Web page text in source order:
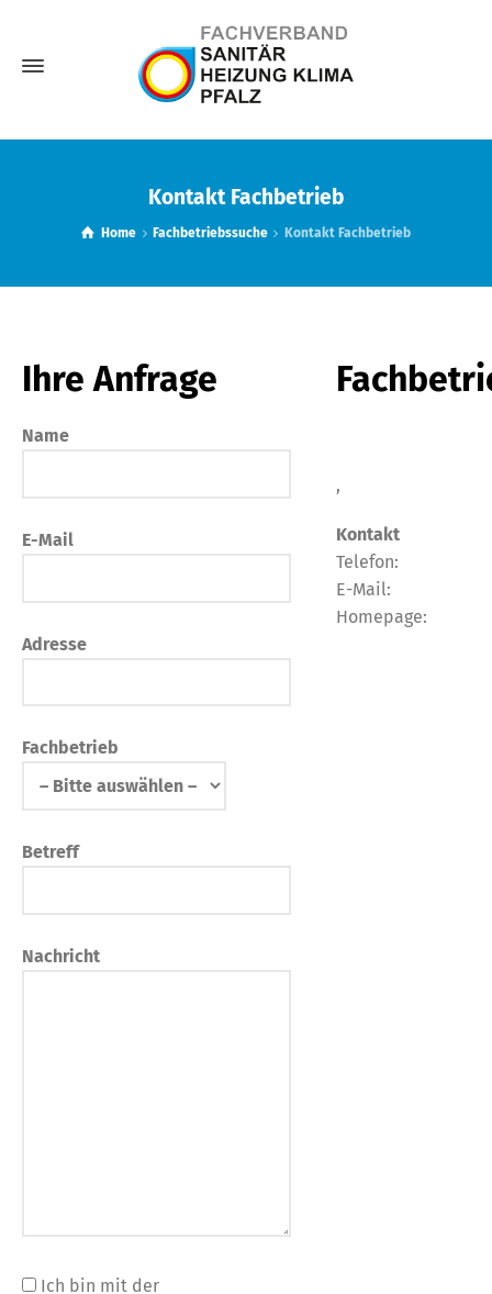
Kontakt Fachbetrieb
Home Fachbetriebssuche Kontakt Fachbetrieb
Ihre Anfrage
Name
E-Mail
Adresse
Fachbetrieb
Betreff
Nachricht
Ich bin mit der
,
Kontakt
Telefon:
E-Mail:
Homepage: